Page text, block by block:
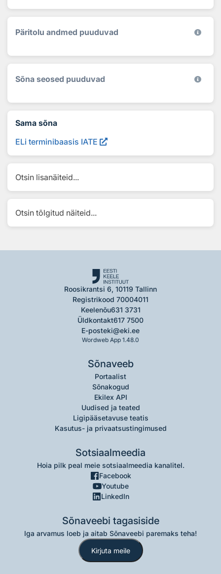
Päritolu andmed puuduvad
Sõna seosed puuduvad
Sama sõna
ELi terminibaasis IATE
Otsin lisanäiteid...
Otsin tõlgitud näiteid...
Roosikrantsi 6, 10119 Tallinn
Registrikood 70004011
Keelenõu631 3731
Üldkontakt617 7500
E-posteki@eki.ee
Wordweb App 1.48.0
Sõnaveeb
Portaalist
Sõnakogud
Ekilex API
Uudised ja teated
Ligipääsetavuse teatis
Kasutus- ja privaatsustingimused
Sotsiaalmeedia
Hoia pilk peal meie sotsiaalmeedia kanalitel.
Facebook
Youtube
LinkedIn
Sõnaveebi tagasiside
Iga arvamus loeb ja aitab Sõnaveebi paremaks teha!
Kirjuta meile